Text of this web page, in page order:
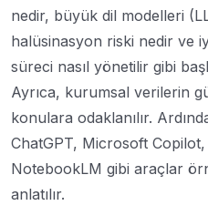
nedir, büyük dil modelleri
halüsinasyon riski nedir ve
süreci nasıl yönetilir gibi
Ayrıca, kurumsal verilerin
konulara odaklanılır.
ChatGPT, Microsoft
NotebookLM gibi araçlar
anlatılır.